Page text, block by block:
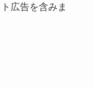
広告を含みま